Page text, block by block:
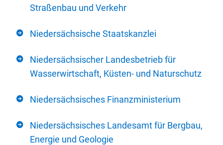
Straßenbau und Verkehr
Niedersächsische Staatskanzlei
Niedersächsischer Landesbetrieb für
Wasserwirtschaft, Küsten- und Naturschutz
Niedersächsisches Finanzministerium
Niedersächsisches Landesamt für Bergbau,
Energie und Geologie